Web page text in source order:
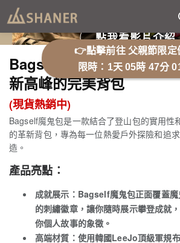
點我看影片介紹
Bagself魔鬼包：展示你
新高峰的完美背包
(現貨熱銷中)
Bagself魔鬼包是一款結合了登山包的實用性
的革新背包，專為每一位熱愛戶外探險和追
造。
產品亮點：
成就展示 ：Bagself魔鬼包正面覆蓋
的刺繡徽章，讓你隨時展示攀登成就
你個人故事的象徵。
高端材質 ：使用韓國LeeJo頂級軍規
👉點擊前往 父親節限定
限時：1天 05時 46分